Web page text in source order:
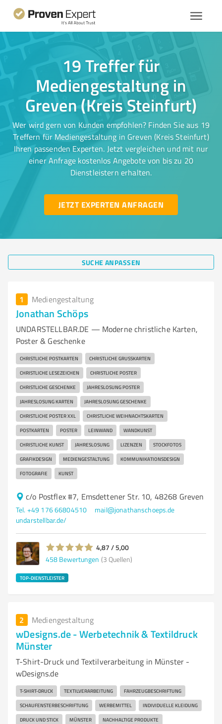
19 Treffer für
Mediengestaltung in
Greven (Kreis Steinfurt)
Wer wird gern von Kunden empfohlen? Finden Sie aus 19
Treffern für Mediengestaltung in Greven (Kreis Steinfurt)
Ihren passenden Experten. Jetzt vergleichen und mit nur
einer Anfrage kostenlos Angebote von bis zu 20
Dienstleistern erhalten.
JETZT EXPERTEN ANFRAGEN
SUCHE ANPASSEN
1 Mediengestaltung
Jonathan Schöps
UNDARSTELLBAR.DE — Moderne christliche Karten,
Poster & Geschenke
CHRISTLICHE POSTKARTEN CHRISTLICHE GRUSSKARTEN
CHRISTLICHE LESEZEICHEN CHRISTLICHE POSTER
CHRISTLICHE GESCHENKE JAHRESLOSUNG POSTER
JAHRESLOSUNG KARTEN JAHRESLOSUNG GESCHENKE
CHRISTLICHE POSTER XXL CHRISTLICHE WEIHNACHTSKARTEN
POSTKARTEN POSTER LEINWAND WANDKUNST
CHRISTLICHE KUNST JAHRESLOSUNG LIZENZEN STOCKFOTOS
GRAFIKDESIGN MEDIENGESTALTUNG KOMMUNIKATIONSDESIGN
FOTOGRAFIE KUNST
c/o Postflex #7, Emsdettener Str. 10, 48268 Greven
Tel. +49 176 66804510
mail@jonathanschoeps.de
undarstellbar.de/
4,87 / 5,00
458 Bewertungen (3 Quellen)
TOP-DIENSTLEISTER
2 Mediengestaltung
wDesigns.de - Werbetechnik & Textildruck
Münster
T-Shirt-Druck und Textilverarbeitung in Münster -
wDesigns.de
T-SHIRT-DRUCK TEXTILVERARBEITUNG FAHRZEUGBESCHRIFTUNG
SCHAUFENSTERBESCHRIFTUNG WERBEMITTEL INDIVIDUELLE KLEIDUNG
DRUCK UND STICK MÜNSTER NACHHALTIGE PRODUKTE